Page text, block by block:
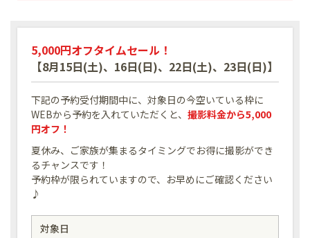
5,000円オフタイムセール！
【8月15日(土)、16日(日)、22日(土)、23日(日)】
下記の予約受付期間中に、対象日の今空いている枠に
WEBから予約を入れていただくと、 撮影料金から5,000
円オフ！
夏休み、ご家族が集まるタイミングでお得に撮影ができ
るチャンスです！
予約枠が限られていますので、お早めにご確認ください
♪
対象日